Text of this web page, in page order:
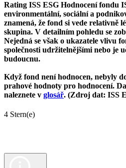
Rating ISS ESG Hodnocení fondu
environmentální, sociální a
znamená, že fond si vede relativně
skupina. V detailním pohledu se
Nejedná se však o ukazatele vlivu
společnosti udržitelnějšími nebo je
budoucnu.
Když fond není hodnocen, nebyly
prahové hodnoty pro hodnocení.
naleznete v glosář. (Zdroj dat: ISS
4 Stern(e)